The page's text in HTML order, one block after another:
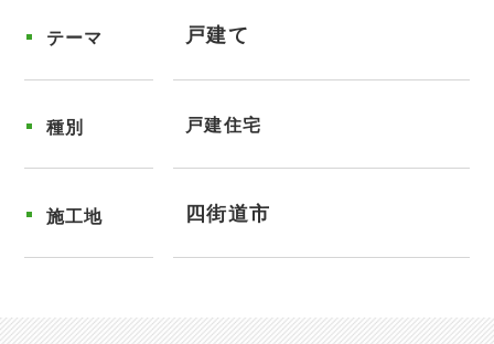
テーマ 戸建て
種別 戸建住宅
施工地 四街道市